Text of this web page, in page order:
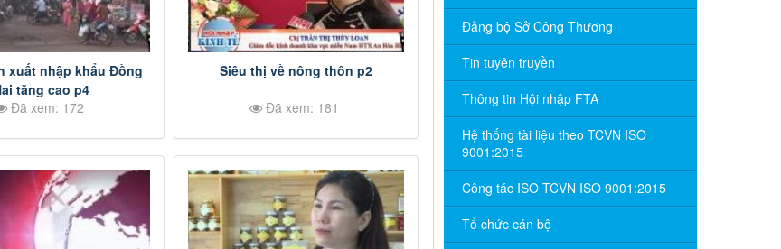
xuất nhập khẩu Đồng
tăng cao p4
Đã xem: 172
Siêu thị về nông thôn p2
Đã xem: 181
Đảng bộ Sở Công Thương
Tin tuyên truyền
Thông tin Hội nhập FTA
Hệ thống tài liệu theo TCVN ISO
9001:2015
Công tác ISO TCVN ISO 9001:2015
Tổ chức cán bộ